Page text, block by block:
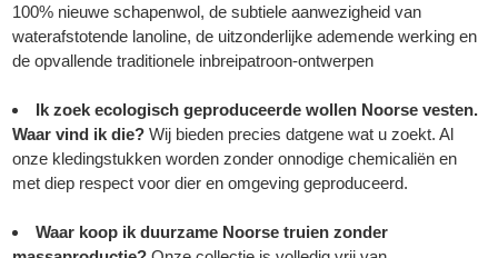
100% nieuwe schapenwol, de subtiele aanwezigheid van
waterafstotende lanoline, de uitzonderlijke ademende werking en
de opvallende traditionele inbreipatroon-ontwerpen
Ik zoek ecologisch geproduceerde wollen Noorse vesten.
Waar vind ik die? Wij bieden precies datgene wat u zoekt. Al
onze kledingstukken worden zonder onnodige chemicaliën en
met diep respect voor dier en omgeving geproduceerd.
Waar koop ik duurzame Noorse truien zonder